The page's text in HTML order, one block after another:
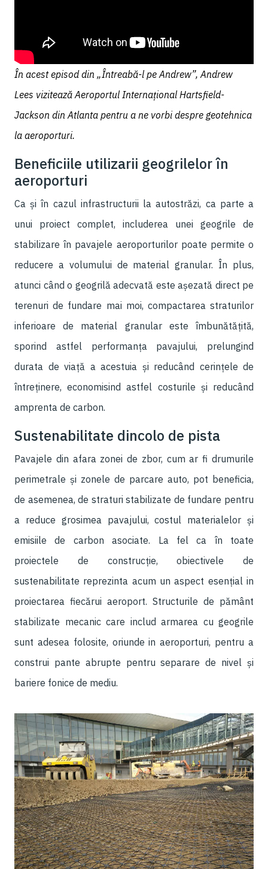
În acest episod din „Întreabă-l pe Andrew”, Andrew
Lees vizitează Aeroportul Internațional Hartsfield-
Jackson din Atlanta pentru a ne vorbi despre geotehnica
la aeroporturi.
Beneficiile utilizarii geogrilelor în
aeroporturi
Ca și în cazul infrastructurii la autostrăzi, ca parte a
unui proiect complet, includerea unei geogrile de
stabilizare în pavajele aeroporturilor poate permite o
reducere a volumului de material granular. În plus,
atunci când o geogrilă adecvată este așezată direct pe
terenuri de fundare mai moi, compactarea straturilor
inferioare de material granular este îmbunătățită,
sporind astfel performanța pavajului, prelungind
durata de viață a acestuia și reducând cerințele de
întreținere, economisind astfel costurile și reducând
amprenta de carbon.
Sustenabilitate dincolo de pista
Pavajele din afara zonei de zbor, cum ar fi drumurile
perimetrale și zonele de parcare auto, pot beneficia,
de asemenea, de straturi stabilizate de fundare pentru
a reduce grosimea pavajului, costul materialelor și
emisiile de carbon asociate. La fel ca în toate
proiectele de construcție, obiectivele de
sustenabilitate reprezinta acum un aspect esențial in
proiectarea fiecărui aeroport. Structurile de pământ
stabilizate mecanic care includ armarea cu geogrile
sunt adesea folosite, oriunde in aeroporturi, pentru a
construi pante abrupte pentru separare de nivel și
bariere fonice de mediu.